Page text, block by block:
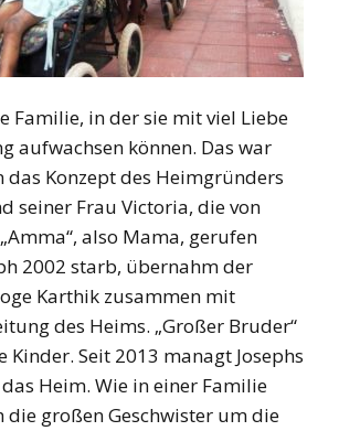
Familie, in der sie mit viel Liebe
aufwachsen können. Das war
das Konzept des Heimgründers
seiner Frau Victoria, die von
also Mama, gerufen
2002 starb, übernahm der
Karthik zusammen mit
des Heims. „Großer Bruder“
Kinder. Seit 2013 managt Josephs
Heim. Wie in einer Familie
die großen Geschwister um die